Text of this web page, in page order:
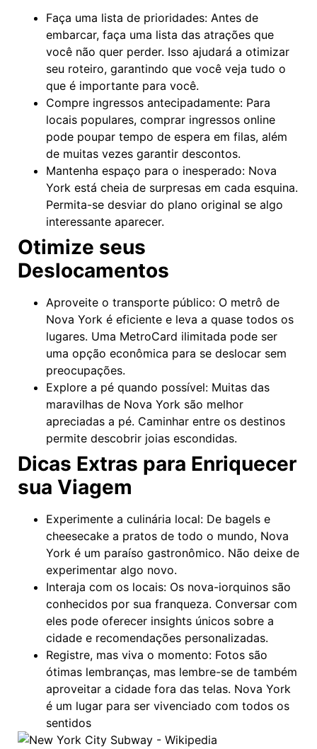
Faça uma lista de prioridades: Antes de
embarcar, faça uma lista das atrações que
você não quer perder. Isso ajudará a otimizar
seu roteiro, garantindo que você veja tudo o
que é importante para você.
Compre ingressos antecipadamente: Para
locais populares, comprar ingressos online
pode poupar tempo de espera em filas, além
de muitas vezes garantir descontos.
Mantenha espaço para o inesperado: Nova
York está cheia de surpresas em cada esquina.
Permita-se desviar do plano original se algo
interessante aparecer.
Otimize seus
Deslocamentos
Aproveite o transporte público: O metrô de
Nova York é eficiente e leva a quase todos os
lugares. Uma MetroCard ilimitada pode ser
uma opção econômica para se deslocar sem
preocupações.
Explore a pé quando possível: Muitas das
maravilhas de Nova York são melhor
apreciadas a pé. Caminhar entre os destinos
permite descobrir joias escondidas.
Dicas Extras para Enriquecer
sua Viagem
Experimente a culinária local: De bagels e
cheesecake a pratos de todo o mundo, Nova
York é um paraíso gastronômico. Não deixe de
experimentar algo novo.
Interaja com os locais: Os nova-iorquinos são
conhecidos por sua franqueza. Conversar com
eles pode oferecer insights únicos sobre a
cidade e recomendações personalizadas.
Registre, mas viva o momento: Fotos são
ótimas lembranças, mas lembre-se de também
aproveitar a cidade fora das telas. Nova York
é um lugar para ser vivenciado com todos os
sentidos